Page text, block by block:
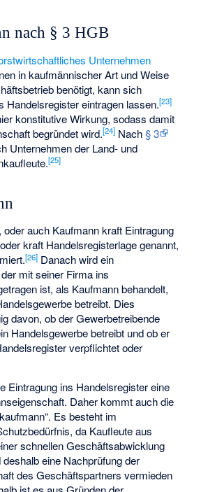
nach § 3 HGB
Unternehmen
in kaufmännischer Art und Weise
benötigt, kann sich
Handelsregister eintragen lassen.[23]
konstitutive Wirkung, sodass damit
begründet wird.[24] Nach§ 3
Unternehmen der Land- und
[25]
auch Kaufmann kraft Eintragung
kraft Handelsregisterlage genannt,
[26] Danach wird ein
mit seiner Firma ins
ist, als Kaufmann behandelt,
betreibt. Dies
davon, ob der Gewerbetreibende
Handelsgewerbe betreibt und ob er
verpflichtet oder
Eintragung ins Handelsregister eine
Daher kommt auch die
Es besteht im
da Kaufleute aus
schnellen Geschäftsabwicklung
eine Nachprüfung der
des Geschäftspartners vermieden